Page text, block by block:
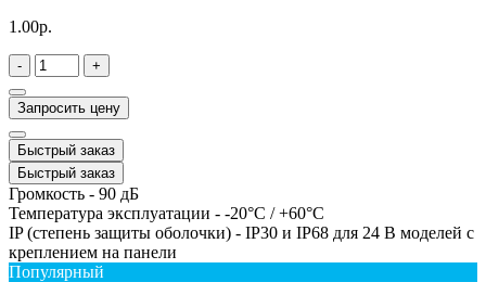
1.00р.
- +
Запросить цену
Быстрый заказ
Быстрый заказ
Громкость - 90 дБ
Температура эксплуатации - -20°C / +60°C
IP (степень защиты оболочки) - IP30 и IP68 для 24 В моделей с
креплением на панели
Популярный